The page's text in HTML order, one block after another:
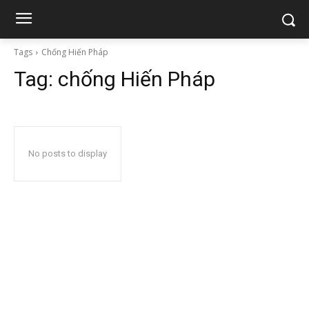
Tags Chống Hiến Pháp
Tag: chống Hiến Pháp
No posts to display